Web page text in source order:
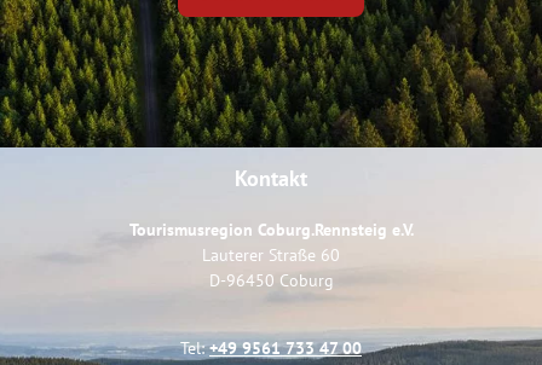
Kontakt
Tourismusregion Coburg.Rennsteig e.V.
Lauterer Straße 60
D-96450 Coburg
Tel:+49 9561 733 47 00